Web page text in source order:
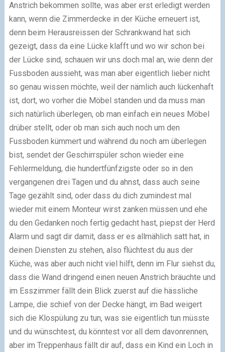
Anstrich bekommen sollte, was aber erst erledigt werden
kann, wenn die Zimmerdecke in der Küche erneuert ist,
denn beim Herausreissen der Schrankwand hat sich
gezeigt, dass da eine Lücke klafft und wo wir schon bei
der Lücke sind, schauen wir uns doch mal an, wie denn der
Fussboden aussieht, was man aber eigentlich lieber nicht
so genau wissen möchte, weil der nämlich auch lückenhaft
ist, dort, wo vorher die Möbel standen und da muss man
sich natürlich überlegen, ob man einfach ein neues Möbel
drüber stellt, oder ob man sich auch noch um den
Fussboden kümmert und während du noch am überlegen
bist, sendet der Geschirrspüler schon wieder eine
Fehlermeldung, die hundertfünfzigste oder so in den
vergangenen drei Tagen und du ahnst, dass auch seine
Tage gezählt sind, oder dass du dich zumindest mal
wieder mit einem Monteur wirst zanken müssen und ehe
du den Gedanken noch fertig gedacht hast, piepst der Herd
Alarm und sagt dir damit, dass er es allmählich satt hat, in
deinen Diensten zu stehen, also flüchtest du aus der
Küche, was aber auch nicht viel hilft, denn im Flur siehst du,
dass die Wand dringend einen neuen Anstrich bräuchte und
im Esszimmer fällt dein Blick zuerst auf die hässliche
Lampe, die schief von der Decke hängt, im Bad weigert
sich die Klospülung zu tun, was sie eigentlich tun müsste
und du wünschtest, du könntest vor all dem davonrennen,
aber im Treppenhaus fällt dir auf, dass ein Kind ein Loch in